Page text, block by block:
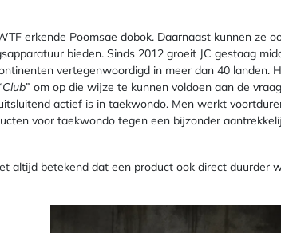
erkende Poomsae dobok. Daarnaast kunnen ze
bieden. Sinds 2012 groeit JC gestaag
vertegenwoordigd in meer dan 40
Club” om op die wijze te kunnen voldoen aan de
actief is in taekwondo. Men werkt
voor taekwondo tegen een bijzonder
altijd betekend dat een product ook direct duurder